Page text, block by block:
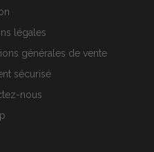
légales
générales de vente
sécurisé
nous